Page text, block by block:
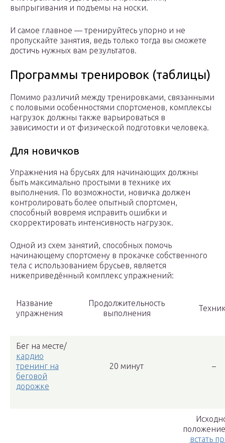
выпрыгивания и подъемы на носки.
И самое главное — тренируйтесь упорно и не
пропускайте занятия, ведь только тогда вы сможете
достичь нужных вам результатов.
Программы тренировок (таблицы)
Помимо различий между тренировками, связанными
с половыми особенностями спортсменов, комплексы
нагрузок должны также варьироваться в
зависимости и от физической подготовки человека.
Для новичков
Упражнения на брусьях для начинающих должны
быть максимально простыми в технике их
выполнения. По возможности, новичка должен
контролировать более опытный спортсмен,
способный вовремя исправить ошибки и
скорректировать интенсивность нагрузок.
Одной из схем занятий, способных помочь
начинающему спортсмену в прокачке собственного
тела с использованием брусьев, является
нижеприведённый комплекс упражнений:
Название
упражнения
Продолжительность
выполнения
Бег на месте/
кардио
тренинг на
беговой
дорожке
20 минут –
встать